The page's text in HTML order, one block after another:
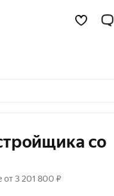
со
от 3 201 800 ₽